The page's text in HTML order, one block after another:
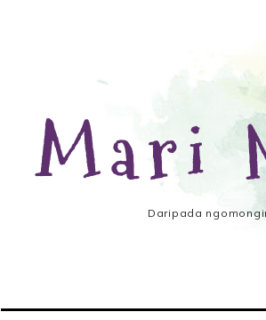
Mari
Daripada